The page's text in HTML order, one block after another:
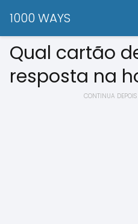
1000 WAYS
Qual cartão
resposta na
CONTINUA